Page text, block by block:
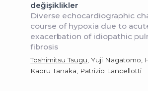
değişiklikler
Diverse echocardiographic
course of hypoxia due to
exacerbation of idiopathic
fibrosis
Toshimitsu Tsugu , Yuji Nagatomo,
Kaoru Tanaka, Patrizio Lancellotti